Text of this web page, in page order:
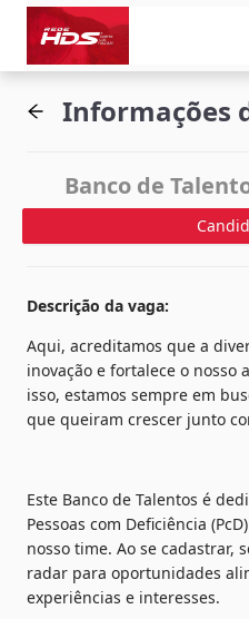
Informações
Banco de
Descrição da vaga:
Aqui, acreditamos que a
inovação e fortalece o nosso
isso, estamos sempre em
que queiram crescer junto
Este Banco de Talentos é
Pessoas com Deficiência
nosso time. Ao se cadastrar,
radar para oportunidades
experiências e interesses.